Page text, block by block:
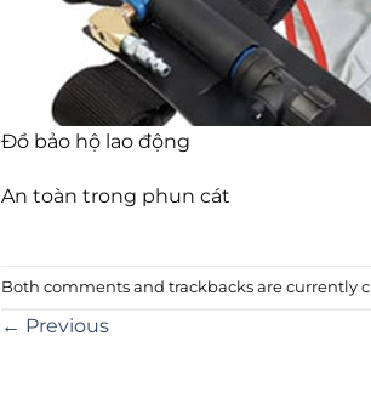
Đồ bảo hộ lao động
An toàn trong phun cát
Both comments and trackbacks are currently
← Previous